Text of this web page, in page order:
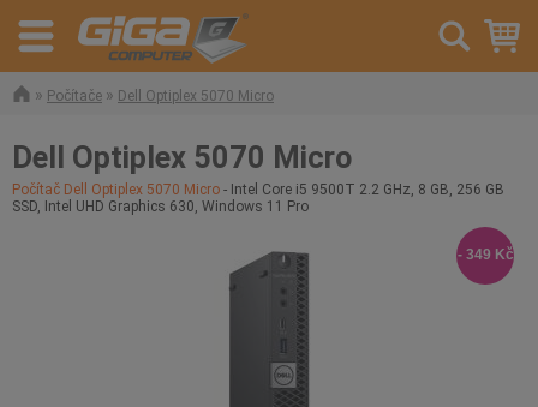
» Počítače » Dell Optiplex 5070 Micro
Dell Optiplex 5070 Micro
Počítač Dell Optiplex 5070 Micro - Intel Core i5 9500T 2.2 GHz, 8 GB, 256 GB
SSD, Intel UHD Graphics 630, Windows 11 Pro
- 349 Kč